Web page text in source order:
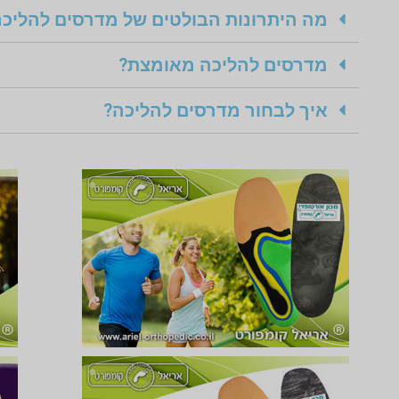
מה היתרונות הבולטים של מדרסים
מדרסים להליכה מאומצת?
איך לבחור מדרסים להליכה?